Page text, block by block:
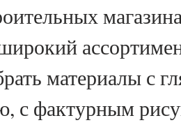
материалы с
с фактурным